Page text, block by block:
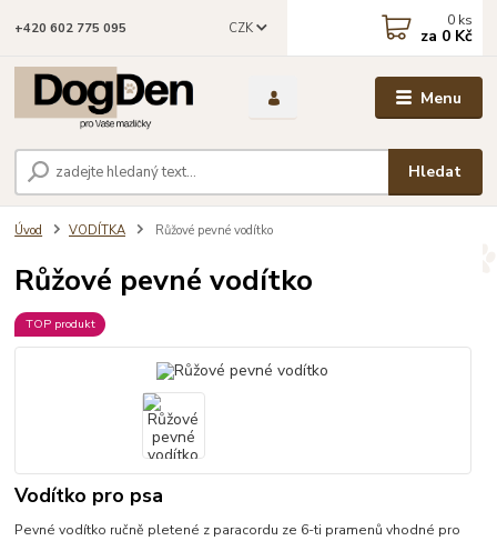
Menu
CZK
Hledat
+420 602 775 095 0 ks
za 0 Kč
Úvod VODÍTKA Růžové pevné vodítko
Růžové pevné vodítko
TOP produkt
Vodítko pro psa
Pevné vodítko ručně pletené z paracordu ze 6-ti pramenů vhodné pro